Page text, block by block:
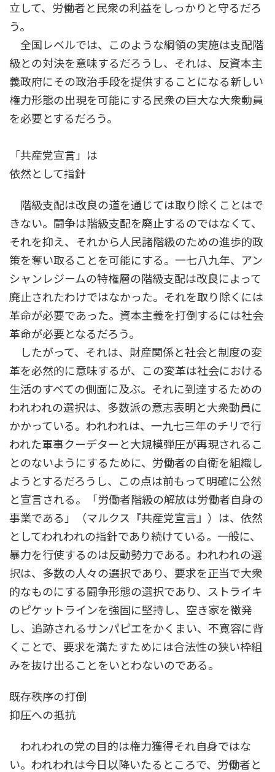
立して、労働者と民衆の利益をしっかりと守るだろ
う。
全国レベルでは、このような綱領の実施は支配階
級との対決を意味するだろうし、それは、反資本主
義政府にその政治手段を提供することになる新しい
権力形態の出現を可能にする民衆の巨大な大衆動員
を必要とするだろう。
「共産党宣言」は
依然として指針
階級支配は改良の道を通じては取り除くことはで
きない。闘争は階級支配を廃止するのではなくて、
それを抑え、それから人民諸階級のための進歩的政
策を奪い取ることを可能にする。一七八九年、アン
シャンレジームの特権層の階級支配は改良によって
廃止されたわけではなかった。それを取り除くには
革命が必要であった。資本主義を打倒するには社会
革命が必要となるだろう。
したがって、それは、財産関係と社会と制度の変
革を必然的に意味するが、この変革は社会における
生活のすべての側面に及ぶ。それに到達するための
われわれの選択は、多数派の意志表明と大衆動員に
かかっている。われわれは、一九七三年のチリで行
われた軍事クーデターと大規模弾圧が再現されるこ
とのないようにするために、労働者の自衛を組織し
ようとするだろうし、この点は前もって明確に公然
と宣言される。「労働者階級の解放は労働者自身の
事業である」（マルクス『共産党宣言』）は、依然
としてわれわれの指針であり続けている。一般に、
暴力を行使するのは反動勢力である。われわれの選
択は、多数の人々の選択であり、要求を正当で大衆
的なものにする闘争形態の選択であり、ストライキ
のピケットラインを強固に堅持し、空き家を徴発
し、追跡されるサンパピエをかくまい、不寛容に背
くことで、要求を満たすためには合法性の狭い枠組
みを抜け出ることをいとわないのである。
既存秩序の打倒
抑圧への抵抗
われわれの党の目的は権力獲得それ自身ではな
い。われわれは今日以降いたるところで、労働者と